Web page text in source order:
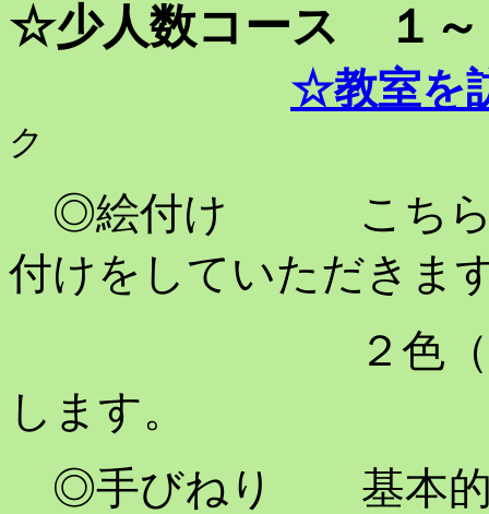
☆少人数コース １～
☆教室を
ク
◎絵付け こちらで
付けをしていただきま
２色（藍色・
します。
◎手びねり 基本的